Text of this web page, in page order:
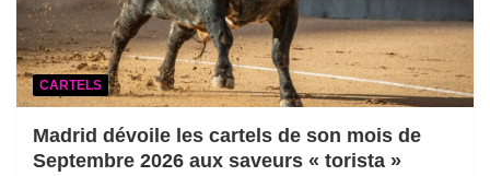
CARTELS
Madrid dévoile les cartels de son mois de
Septembre 2026 aux saveurs « torista »